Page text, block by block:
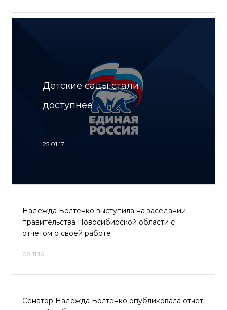
Детские сады стали
доступнее
25.01.17
Надежда Болтенко выступила на заседании
правительства Новосибирской области с
отчетом о своей работе
08.11.16
Сенатор Надежда Болтенко опубликовала отчет